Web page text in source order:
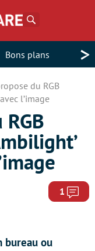
Bons plans >
du RGB
l’image
1
bureau ou